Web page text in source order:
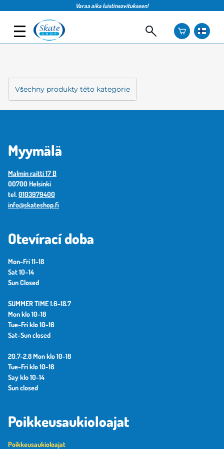
Varaa aika luistinsovitukseen!
Všechny produkty této kategorie
Myymälä
Malmin raitti 17 B
00700 Helsinki
tel. 0103979400
info@skateshop.fi
Otevírací doba
Mon-Fri 11-18
Sat 10–14
Sun Closed
SUMMER TIME 1.6-18.7
Mon klo 10-18
Tue-Fri klo 10-16
Sat-Sun closed
20.7-2.8 Mon klo 10-18
Tue-Fri klo 10-16
Say klo 10-14
Sun closed
Poikkeusaukioloajat
Poikkeusaukioloajat